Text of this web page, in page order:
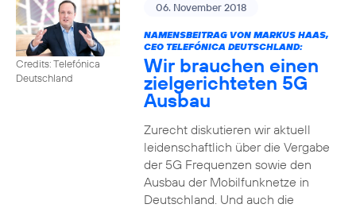
Credits: Telefónica
Deutschland
06. November 2018
NAMENSBEITRAG VON MARKUS HAAS,
CEO TELEFÓNICA DEUTSCHLAND:
Wir brauchen einen
zielgerichteten 5G
Ausbau
Zurecht diskutieren wir aktuell
leidenschaftlich über die Vergabe
der 5G Frequenzen sowie den
Ausbau der Mobilfunknetze in
Deutschland. Und auch die